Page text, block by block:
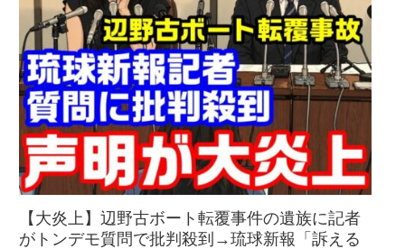
【大炎上】辺野古ボート転覆事件の遺族に記者
がトンデモ質問で批判殺到→琉球新報「訴える